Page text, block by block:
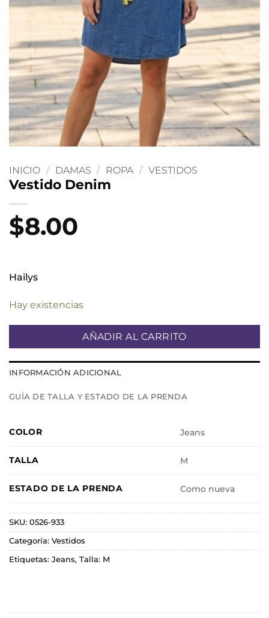
INICIO / DAMAS / ROPA / VESTIDOS
Vestido Denim
$8.00
Hailys
Hay existencias
AÑADIR AL CARRITO
INFORMACIÓN ADICIONAL
GUÍA DE TALLA Y ESTADO DE LA PRENDA
COLOR Jeans
TALLA M
ESTADO DE LA PRENDA Como nueva
SKU: 0526-933
Categoría: Vestidos
Etiquetas: Jeans, Talla: M